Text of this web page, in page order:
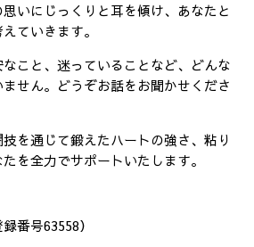
いにじっくりと耳を傾け、あなたと
ていきます。
こと、迷っていることなど、どんな
せん。どうぞお話をお聞かせくださ
を通じて鍛えたハートの強さ、粘り
を全力でサポートいたします。
番号63558）